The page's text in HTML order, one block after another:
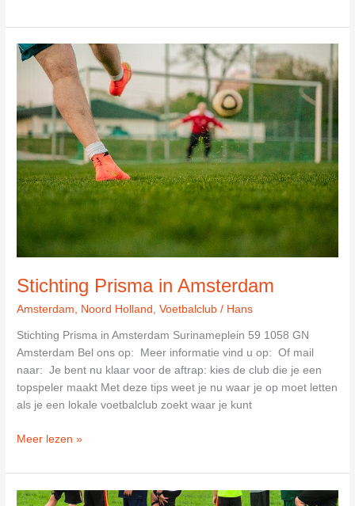
Amsterdam-
Marokko
in
Amsterdam
Stichting Prisma in Amsterdam
Amsterdam Noord Holland ,Voetbalclub / Hans
Stichting Prisma in Amsterdam Surinameplein 59 1058 GN
Amsterdam Bel ons op: Meer informatie vind u op: Of mail
naar: Je bent nu klaar voor de aftrap: kies de club die je een
topspeler maakt Met deze tips weet je nu waar je op moet letten
als je een lokale voetbalclub zoekt waar je kunt
Stichting
in
Amsterdam
Meer lezen »